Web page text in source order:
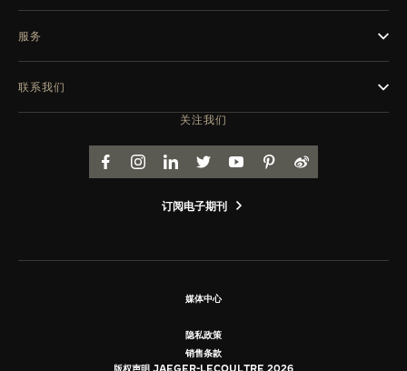
关注我们
FACEBOOK
INSTAGRAM
LINKEDINTWITTERYOUTUBEPINTEREST
WEIBO
订阅电子期刊
服务
联系我们
媒体中心
隐私政策
销售条款
版权声明 JAEGER-LECOULTRE 2026